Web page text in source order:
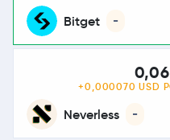
Bitget -
Neverless -
+0,000070 USD